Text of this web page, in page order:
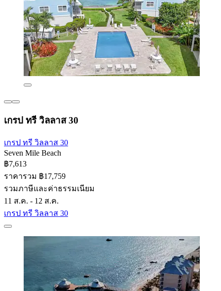
เกรป ทรี วิลลาส 30
เกรป ทรี วิลลาส 30
Seven Mile Beach
฿7,613
ราคารวม ฿17,759
รวมภาษีและค่าธรรมเนียม
11 ส.ค. - 12 ส.ค.
เกรป ทรี วิลลาส 30